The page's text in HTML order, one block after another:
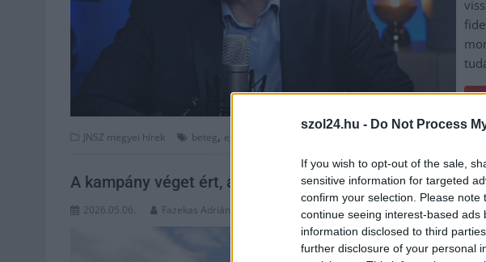
szol24.hu - Do Not Process
If you wish to opt-out of the sale,
sensitive information for targeted
confirm your selection. Please
continue seeing interest-based
information disclosed to third
further disclosure of your personal
JNSZ megyei hírek beteg, egészségügy
A kampány véget ért, a belgyógyászat leállt Mezőtúron
2026.05.06. Fazekas Adrián
A